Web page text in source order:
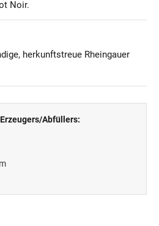
Noir.
herkunftstreue Rheingauer
Abfüllers: